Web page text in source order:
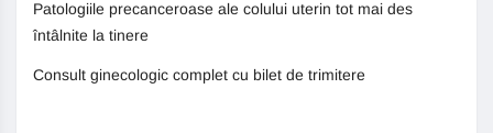
Patologiile precanceroase ale colului uterin tot mai des
întâlnite la tinere
Consult ginecologic complet cu bilet de trimitere